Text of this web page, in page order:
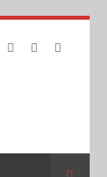
Suche